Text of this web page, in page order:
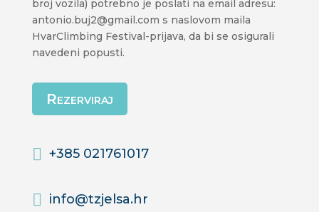
broj vozila) potrebno je poslati na email adresu:
antonio.buj2@gmail.com s naslovom maila
HvarClimbing Festival-prijava, da bi se osigurali
navedeni popusti.
Rezerviraj
+385 021761017
info@tzjelsa.hr